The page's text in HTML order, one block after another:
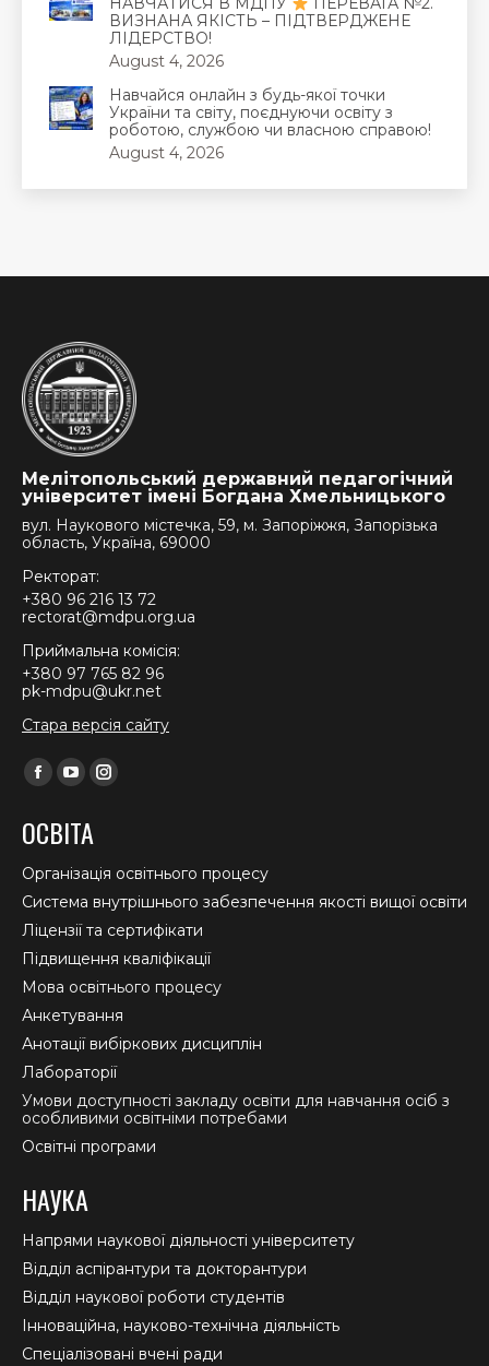
ВИЗНАНА ЯКІСТЬ – ПІДТВЕРДЖЕНЕ
ЛІДЕРСТВО!
August 4, 2026
Навчайся онлайн з будь-якої точки
України та світу, поєднуючи освіту з
роботою, службою чи власною справою!
August 4, 2026
Мелітопольський державний педагогічний
університет імені Богдана Хмельницького
вул. Наукового містечка, 59, м. Запоріжжя, Запорізька
область, Україна, 69000
Ректорат:
+380 96 216 13 72
rectorat@mdpu.org.ua
Приймальна комісія:
+380 97 765 82 96
pk-mdpu@ukr.net
Стара версія сайту
Find us on:
Facebook
opens
in
new
window
YouTube
opens
in
new
window
Instagram
in
new
window
ОСВІТА
Організація освітнього процесу
Система внутрішнього забезпечення якості вищої освіти
Ліцензії та сертифікати
Підвищення кваліфікації
Мова освітнього процесу
Анкетування
Анотації вибіркових дисциплін
Лабораторії
Умови доступності закладу освіти для навчання осіб з
особливими освітніми потребами
Освітні програми
НАУКА
Напрями наукової діяльності університету
Відділ аспірантури та докторантури
Відділ наукової роботи студентів
Інноваційна, науково-технічна діяльність
Спеціалізовані вчені ради